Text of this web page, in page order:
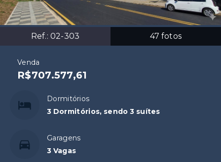
Ref.: 02-303 47 fotos
Venda
R$707.577,61
Dormitórios
3 Dormitórios, sendo 3 suítes
Garagens
3 Vagas